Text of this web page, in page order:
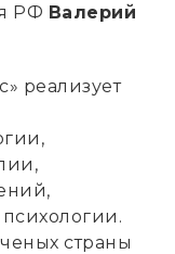
РФ Валерий
реализует
страны